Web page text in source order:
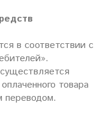
в соответствии с
товара
переводом.